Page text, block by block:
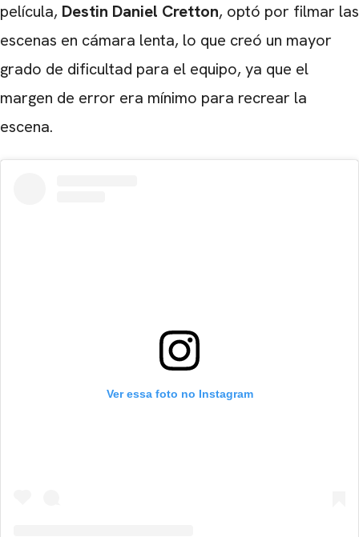
película, Destin Daniel Cretton, optó por filmar las
escenas en cámara lenta, lo que creó un mayor
grado de dificultad para el equipo, ya que el
margen de error era mínimo para recrear la
escena.
Ver essa foto no Instagram